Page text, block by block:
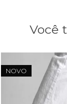
Você
NOVO